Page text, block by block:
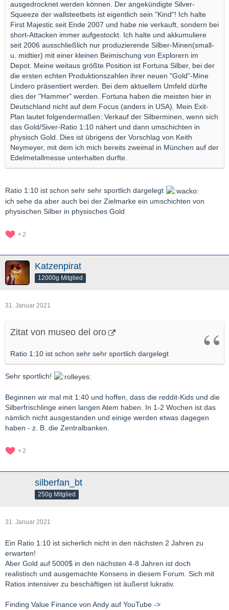
ausgedrocknet werden können. Der angekündigte Silver-
Squeeze der wallsteetbets ist eigentlich sein "Kind"! Ich halte
First Majestic seit Ende 2007 und habe nie verkauft, sondern bei
short-Attacken immer aufgestockt. Ich halte und akkumuliere
seit 2006 ausschließlich nur produzierende Silber-Minen(small-
u. midtier) mit einer kleinen Beimischung von Explorern im
Depot. Meine weitaus größte Position ist Fortuna Silber, bei der
die ersten echten Produktionszahlen ihrer neuen "Gold"-Mine
Lindero präsentiert werden. Bei dem aktuellem Umfeld dürfte
dies der "Hammer" werden. Fortuna haben die meisten hier in
Deutschland nicht auf dem Focus (anders in USA). Mein Exit-
Plan lautet folgendermaßen: Verkauf der Silberminen, wenn sich
das Gold/Siver-Ratio 1:10 nähert und dann umschichten in
physisch Gold. Dies ist übrigens der Vorschlag von Keith
Neymeyer, mit dem ich mich bereits zweimal in München auf der
Edelmetallmesse unterhalten durfte.
Ratio 1:10 ist schon sehr sehr sportlich dargelegt
ich sehe da aber auch bei der Zielmarke ein umschichten von
physischen Silber in physisches Gold
2
Katzenpirat
12000g Mitglied
31. Januar 2021
Zitat von museo del oro
Ratio 1:10 ist schon sehr sehr sportlich dargelegt
Sehr sportlich!
Beginnen wir mal mit 1:40 und hoffen, dass die reddit-Kids und die
Silberfrischlinge einen langen Atem haben. In 1-2 Wochen ist das
nämlich nicht ausgestanden und einige werden etwas dagegen
haben - z. B. die Zentralbanken.
2
silberfan_bt
250g Mitglied
31. Januar 2021
Ein Ratio 1:10 ist sicherlich nicht in den nächsten 2 Jahren zu
erwarten!
Aber Gold auf 5000$ in den nächsten 4-8 Jahren ist doch
realistisch und ausgemachte Konsens in diesem Forum. Sich mit
Ratios intensiver zu beschäftigen ist äußerst lukrativ.
Finding Value Finance von Andy auf YouTube ->